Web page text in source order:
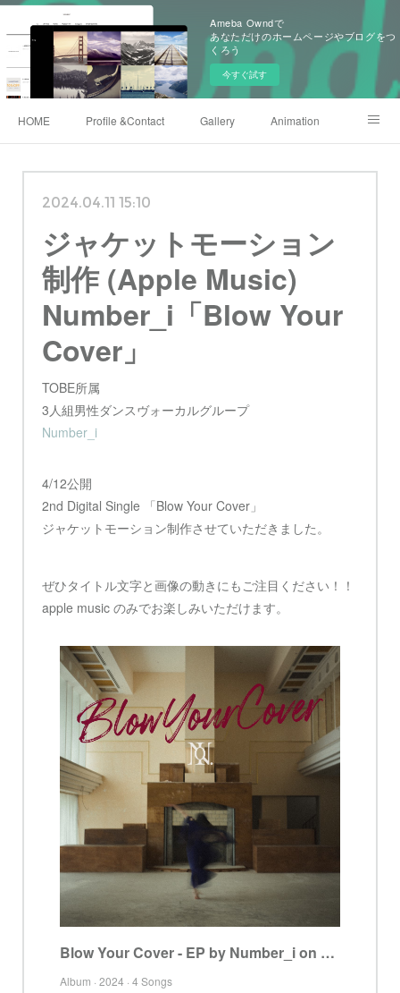
Ameba Owndで
あなただけのホームページやブログをつ
くろう
今すぐ試す
HOME Profile &Contact Gallery Animation
2024.04.11 15:10
ジャケットモーション
制作 (Apple Music)
Number_i「Blow Your
Cover」
TOBE所属
3人組男性ダンスヴォーカルグループ
Number_i
4/12公開
2nd Digital Single 「Blow Your Cover」
ジャケットモーション制作させていただきました。
ぜひタイトル文字と画像の動きにもご注目ください！！
apple music のみでお楽しみいただけます。
Blow Your Cover - EP by Number_i on Apple Music
Album · 2024 · 4 Songs